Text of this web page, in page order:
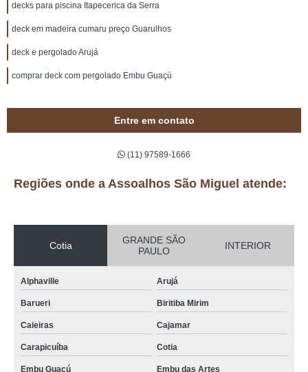
decks para piscina Itapecerica da Serra
deck em madeira cumaru preço Guarulhos
deck e pergolado Arujá
comprar deck com pergolado Embu Guaçú
Entre em contato
(11) 97589-1666
Regiões onde a Assoalhos São Miguel atende:
Cotia
GRANDE SÃO
PAULO
INTERIOR
Alphaville Arujá
Barueri Biritiba Mirim
Caieiras Cajamar
Carapicuíba Cotia
Embu Guaçú Embu das Artes